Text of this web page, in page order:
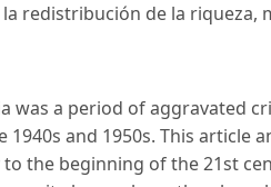
redistribución de la riqueza,
was a period of aggravated
and 1950s. This article
the beginning of the 21st